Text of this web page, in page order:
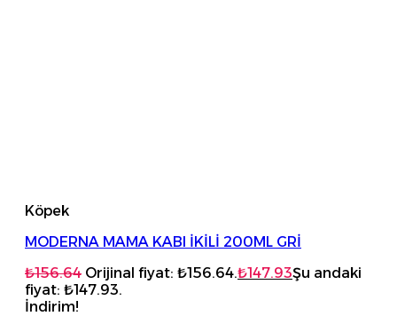
Köpek
MODERNA MAMA KABI İKİLİ 200ML GRİ
₺156.64 Orijinal fiyat: ₺156.64.₺147.93Şu andaki
fiyat: ₺147.93.
İndirim!